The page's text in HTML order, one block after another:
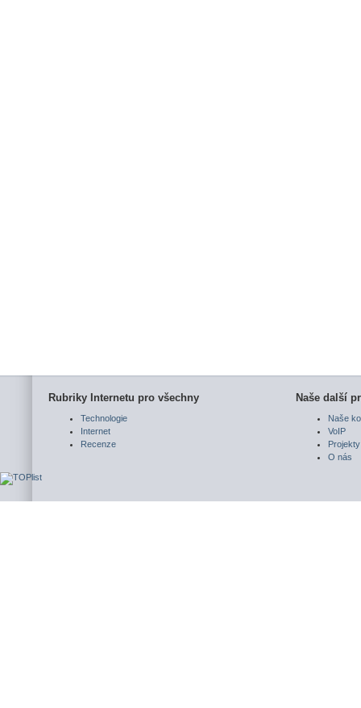
Rubriky Internetu pro všechny
Technologie
Internet
Recenze
Naše další
Naše
VoIP
Projekty
O nás